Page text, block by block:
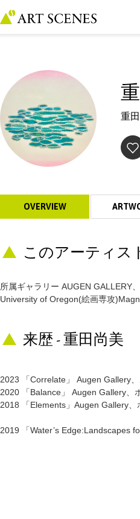
重
OVERVIEW
このアーティス
所属ギャラリー AUGEN GALLERY
University of Oregon(絵画専攻
来歴 - 重田尚美
2023 「Correlate」 Augen Gallery
2020 「Balance」 Augen Gallery、
2018 「Elements」Augen Gallery
2019 「Water’s Edge:Landscapes